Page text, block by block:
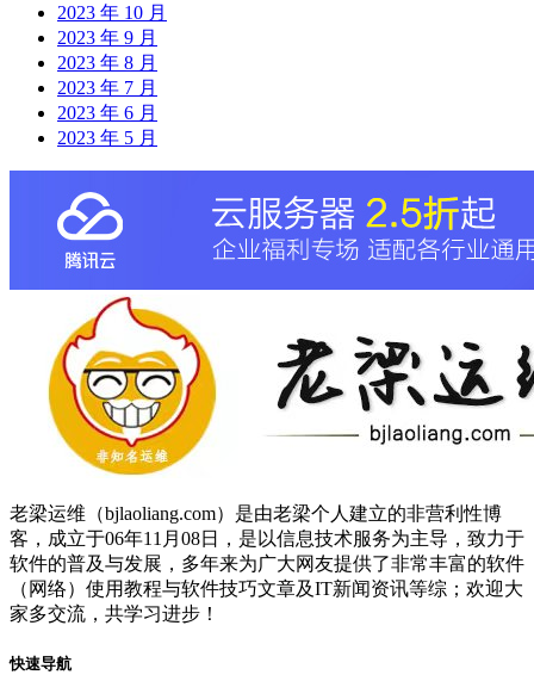
2023 年 10 月
2023 年 9 月
2023 年 8 月
2023 年 7 月
2023 年 6 月
2023 年 5 月
老梁运维（bjlaoliang.com）是由老梁个人建立的非营利性博
客，成立于06年11月08日，是以信息技术服务为主导，致力于
软件的普及与发展，多年来为广大网友提供了非常丰富的软件
（网络）使用教程与软件技巧文章及IT新闻资讯等综；欢迎大
家多交流，共学习进步！
快速导航